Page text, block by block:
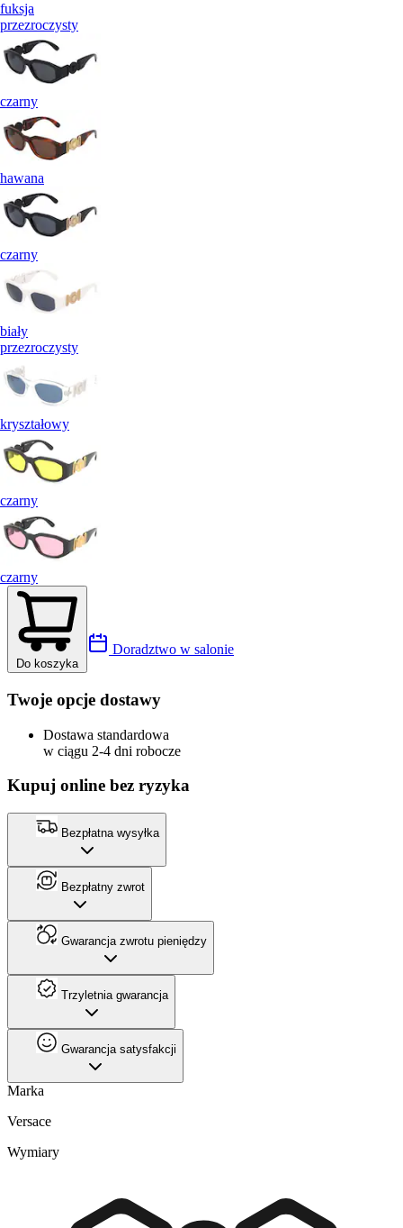
fuksja
przezroczysty
czarny
hawana
czarny
biały
przezroczysty
kryształowy
czarny
czarny
Do koszyka
Doradztwo w salonie
Twoje opcje dostawy
Dostawa standardowa
w ciągu 2-4 dni robocze
Kupuj online bez ryzyka
Bezpłatna wysyłka
Bezpłatny zwrot
Gwarancja zwrotu pieniędzy
Trzyletnia gwarancja
Gwarancja satysfakcji
Marka
Versace
Wymiary